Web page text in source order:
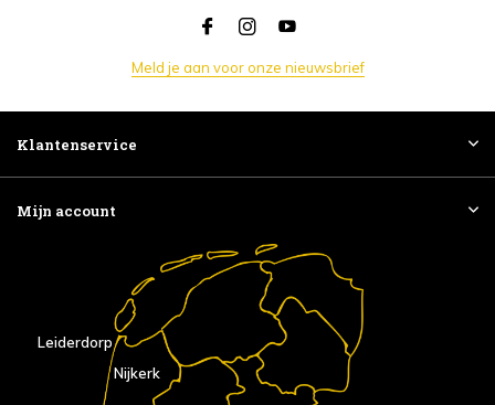
Meld je aan voor onze nieuwsbrief
Klantenservice
Mijn account
Nijkerk
Leiderdorp